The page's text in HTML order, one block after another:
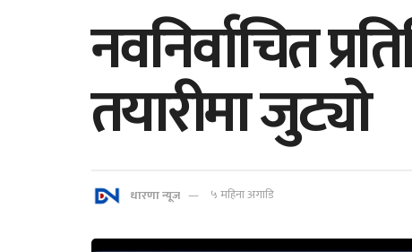
नवनिर्वाचित
तयारीमा जुट्याे
धारणा न्यूज ५ महिना अगाडि